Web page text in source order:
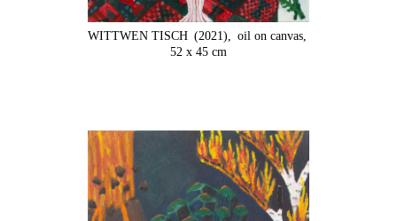
WITTWEN TISCH (2021),
oil on canvas,
52 x 45 cm